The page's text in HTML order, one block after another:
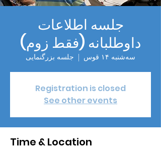
جلسه اطلاعات
داوطلبانه (فقط زوم)
سه‌شنبه ۱۴ قوس
  |
جلسه بزرگنمایی
Registration is closed
See other events
Time & Location